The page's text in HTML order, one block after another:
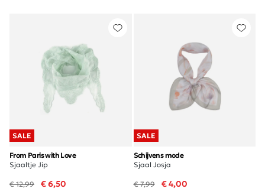
SALE
From Paris with Love
Sjaaltje Jip
€ 12,99 € 6,50
SALE
Schijvens mode
Sjaal Josja
€ 7,99 € 4,00